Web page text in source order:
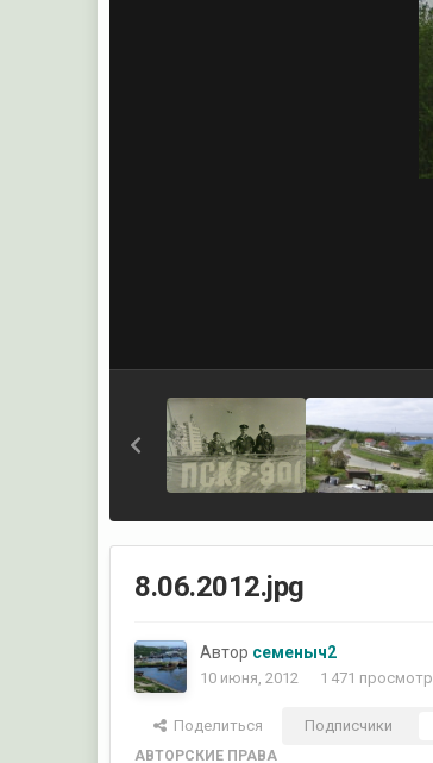
8.06.2012.jpg
Автор семеныч2
10 июня, 2012 1 471 просмотр
Поделиться Подписчики
АВТОРСКИЕ ПРАВА